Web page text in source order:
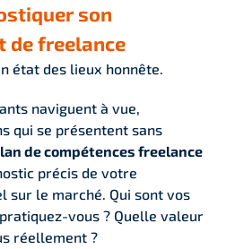
son
de freelance
état des lieux honnête.
naviguent à vue,
qui se présentent sans
de compétences freelance
précis de votre
sur le marché. Qui sont vos
vous ? Quelle valeur
réellement ?